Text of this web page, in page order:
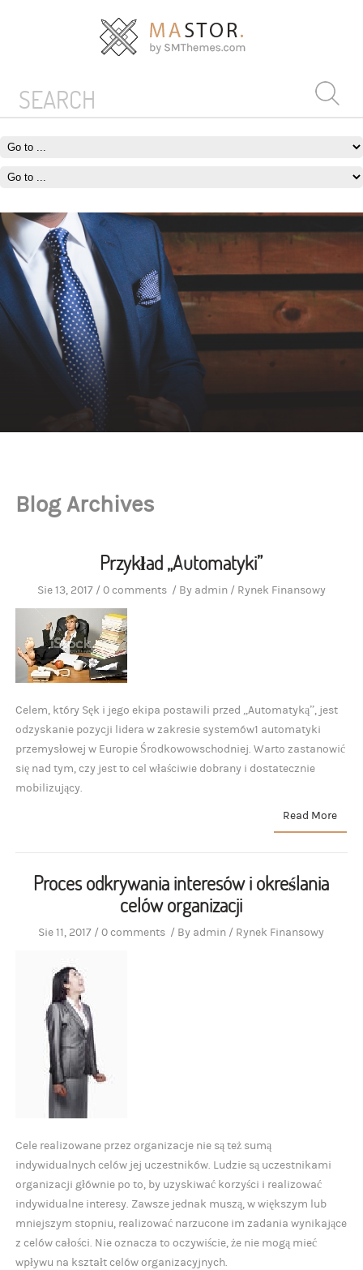
Blog Archives
Przykład „Automatyki”
Sie 13, 2017/0 comments/ By admin/ Rynek Finansowy
Celem, który Sęk i jego ekipa postawili przed „Automatyką”, jest
odzyskanie pozycji lidera w zakresie systemów1 automatyki
przemysłowej w Europie Środkowowschodniej. Warto zastanowić
się nad tym, czy jest to cel właściwie dobrany i dostatecznie
mobilizujący.
Read More
Proces odkrywania interesów i określania
celów organizacji
Sie 11, 2017 /0 comments / By admin / Rynek Finansowy
Cele realizowane przez organizacje nie są też sumą
indywidualnych celów jej uczestników. Ludzie są uczestnikami
organizacji głównie po to, by uzyskiwać korzyści i realizować
indywidualne interesy. Zawsze jednak muszą, w większym lub
mniejszym stopniu, realizować narzucone im zadania wynikające
z celów całości. Nie oznacza to oczywiście, że nie mogą mieć
wpływu na kształt celów organizacyjnych.